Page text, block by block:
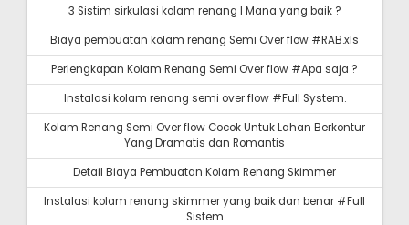
3 Sistim sirkulasi kolam renang I Mana yang baik ?
Biaya pembuatan kolam renang Semi Over flow #RAB.xls
Perlengkapan Kolam Renang Semi Over flow #Apa saja ?
Instalasi kolam renang semi over flow #Full System.
Kolam Renang Semi Over flow Cocok Untuk Lahan Berkontur
Yang Dramatis dan Romantis
Detail Biaya Pembuatan Kolam Renang Skimmer
Instalasi kolam renang skimmer yang baik dan benar #Full
Sistem